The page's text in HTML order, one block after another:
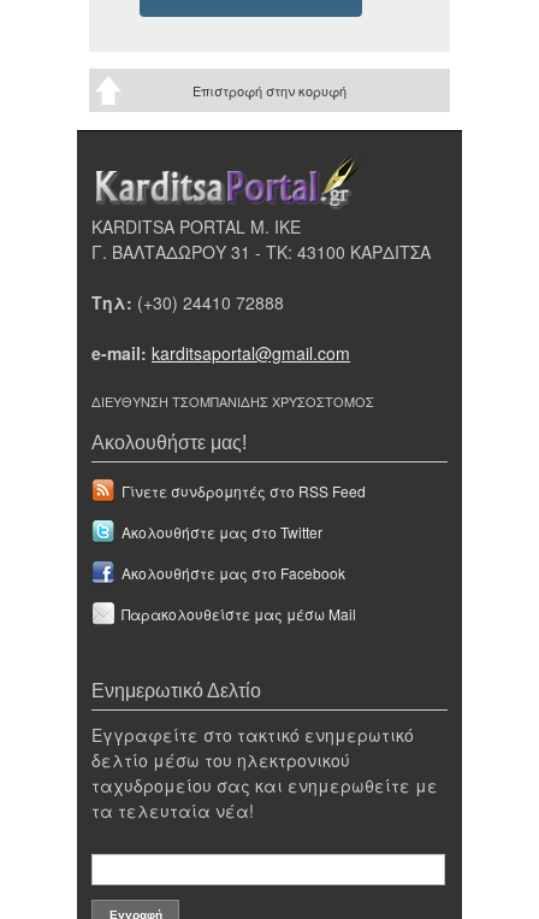
Επιστροφή στην κορυφή
KARDITSA PORTAL Μ. ΙΚΕ
Γ. ΒΑΛΤΑΔΩΡΟΥ 31 - ΤΚ: 43100 ΚΑΡΔΙΤΣΑ
Τηλ: (+30) 24410 72888
e-mail: karditsaportal@gmail.com
ΔΙΕΥΘΥΝΣΗ ΤΣΟΜΠΑΝΙΔΗΣ ΧΡΥΣΟΣΤΟΜΟΣ
Ακολουθήστε μας!
Γίνετε συνδρομητές στο RSS Feed
Ακολουθήστε μας στο Twitter
Ακολουθήστε μας στο Facebook
Παρακολουθείστε μας μέσω Mail
Ενημερωτικό Δελτίο
Εγγραφείτε στο τακτικό ενημερωτικό
δελτίο μέσω του ηλεκτρονικού
ταχυδρομείου σας και ενημερωθείτε με
τα τελευταία νέα!